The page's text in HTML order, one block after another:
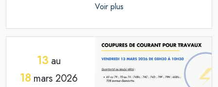
Voir plus
13 au
18 mars 2026